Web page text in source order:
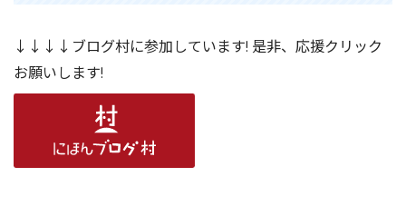
↓↓↓↓ブログ村に参加しています! 是非、応援クリック
お願いします!